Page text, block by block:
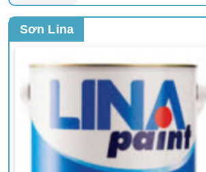
Sơn Lina